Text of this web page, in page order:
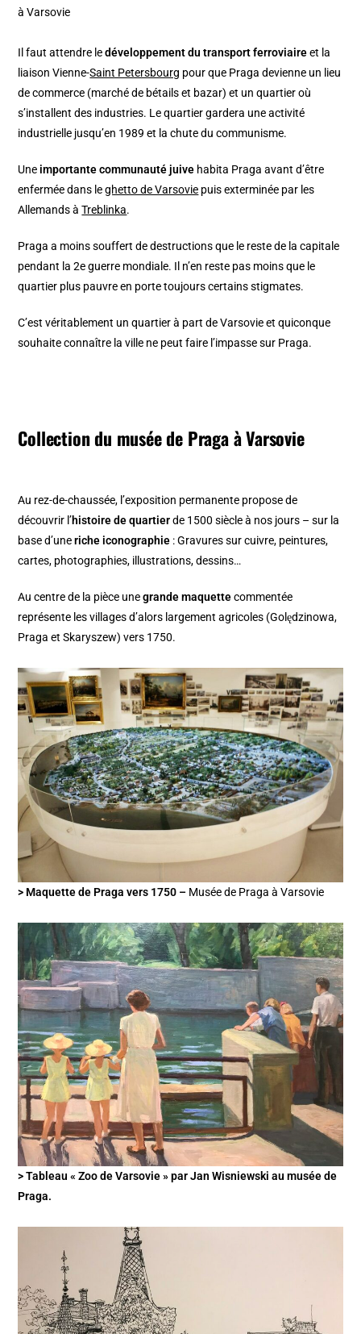
à Varsovie
Il faut attendre ledéveloppement du transport ferroviaireet la
liaison Vienne-Saint Petersbourg pour que Praga devienne un lieu
de commerce (marché de bétails et bazar) et un quartier où
s’installent des industries. Le quartier gardera une activité
industrielle jusqu’en 1989 et la chute du communisme.
Une importante communauté juive habita Praga avant d’être
enfermée dans leghetto de Varsovie puis exterminée par les
Allemands àTreblinka.
Praga a moins souffert de destructions que le reste de la capitale
pendant la 2e guerre mondiale. Il n’en reste pas moins que le
quartier plus pauvre en porte toujours certains stigmates.
C’est véritablement un quartier à part de Varsovie et quiconque
souhaite connaître la ville ne peut faire l’impasse sur Praga.
Collection du musée de Praga à Varsovie
Au rez-de-chaussée, l’exposition permanente propose de
découvrir l’histoire de quartierde 1500 siècle à nos jours – sur la
base d’uneriche iconographie : Gravures sur cuivre, peintures,
cartes, photographies, illustrations, dessins…
Au centre de la pièce unegrande maquettecommentée
représente les villages d’alors largement agricoles (Golędzinowa,
Praga et Skaryszew) vers 1750.
> Maquette de Praga vers 1750 – Musée de Praga à Varsovie
> Tableau « Zoo de Varsovie » par Jan Wisniewski au musée de
Praga.